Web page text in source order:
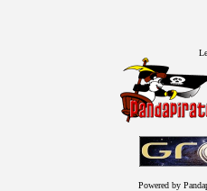
Powered by